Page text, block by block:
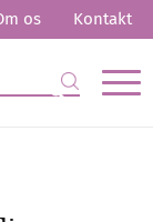
os Kontakt